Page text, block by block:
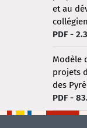
et au
PDF -
Modèle
projets
des
PDF -